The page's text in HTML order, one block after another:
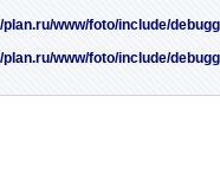
www/foto/include/
www/foto/include/